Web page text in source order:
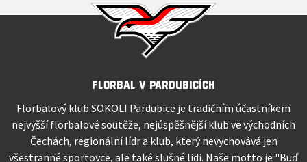
Florbal v Pardubicích
Florbalový klub SOKOLI Pardubice je tradičním účastníkem
nejvyšší florbalové soutěže, nejúspěšnější klub ve východních
Čechách, regionální lídr a klub, který nevychovává jen
všestranné sportovce, ale také slušné lidi. Naše motto je "Buď